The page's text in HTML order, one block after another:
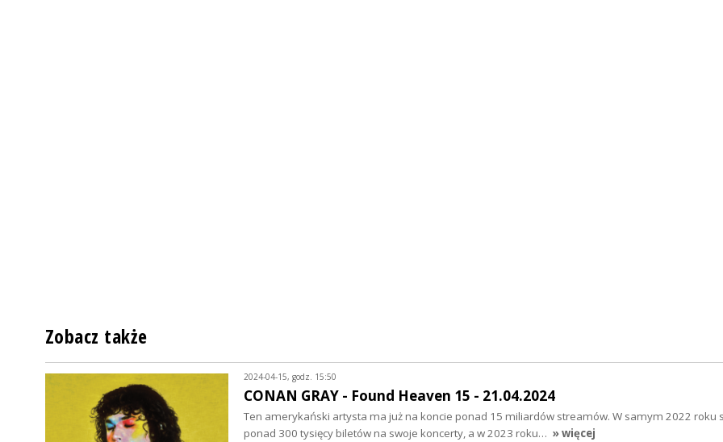
Zobacz także
2024-04-15, godz. 15:50
CONAN GRAY - Found Heaven 15 - 21.04.2024
Ten amerykański artysta ma już na koncie ponad 15 miliardów streamów. W samym 2022 roku
ponad 300 tysięcy biletów na swoje koncerty, a w 2023 roku… » więcej